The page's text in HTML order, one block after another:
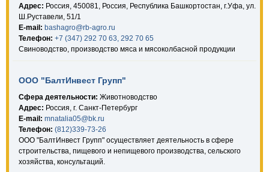
Адрес: Россия, 450081, Россия, Республика Башкортостан, г.Уфа, ул.
Ш.Руставели, 51/1
E-mail: bashagro@rb-agro.ru
Телефон: +7 (347) 292 70 63, 292 70 65
Свиноводство, производство мяса и мясоколбасной продукции
ООО "БалтИнвест Групп"
Сфера деятельности: Животноводство
Адрес: Россия, г. Санкт-Петербург
E-mail: mnatalia05@bk.ru
Телефон: (812)339-73-26
ООО "БалтИнвест Групп" осуществляет деятельность в сфере
строительства, пищевого и непищевого производства, сельского
хозяйства, консультаций.